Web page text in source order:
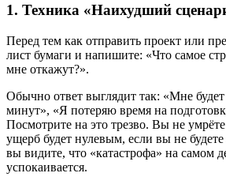
1. Техника «Наихудший
Перед тем как отправить проект или
лист бумаги и напишите: «Что самое
мне откажут?».
Обычно ответ выглядит так: «Мне
минут», «Я потеряю время на
Посмотрите на это трезво. Вы не
ущерб будет нулевым, если вы не будете
вы видите, что «катастрофа» на самом
успокаивается.